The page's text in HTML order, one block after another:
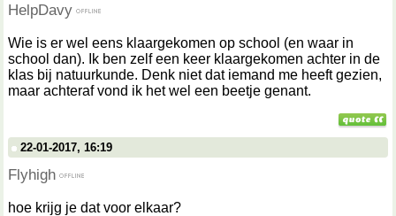
HelpDavy
Wie is er wel eens klaargekomen op school (en waar in
school dan). Ik ben zelf een keer klaargekomen achter in de
klas bij natuurkunde. Denk niet dat iemand me heeft gezien,
maar achteraf vond ik het wel een beetje genant.
22-01-2017, 16:19
Flyhigh
hoe krijg je dat voor elkaar?